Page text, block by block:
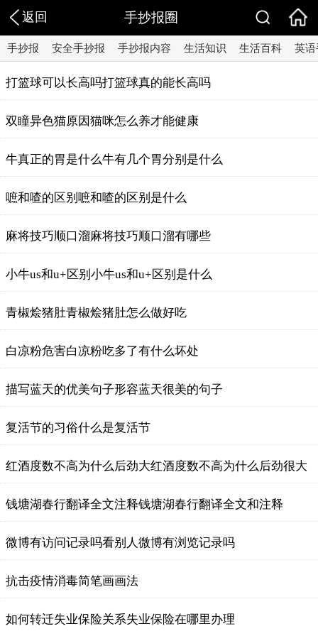
返回 手抄报圈
手抄报 安全手抄报 手抄报内容 生活知识 生活百科 英
打篮球可以长高吗打篮球真的能长高吗
双瞳异色猫原因猫咪怎么养才能健康
牛真正的胃是什么牛有几个胃分别是什么
嗻和喳的区别嗻和喳的区别是什么
麻将技巧顺口溜麻将技巧顺口溜有哪些
小牛us和u+区别小牛us和u+区别是什么
青椒烩猪肚青椒烩猪肚怎么做好吃
白凉粉危害白凉粉吃多了有什么坏处
描写蓝天的优美句子形容蓝天很美的句子
复活节的习俗什么是复活节
红酒度数不高为什么后劲大红酒度数不高为什么后劲很大
钱塘湖春行翻译全文注释钱塘湖春行翻译全文和注释
微博有访问记录吗看别人微博有浏览记录吗
抗击疫情消毒简笔画画法
如何转迁失业保险关系失业保险在哪里办理